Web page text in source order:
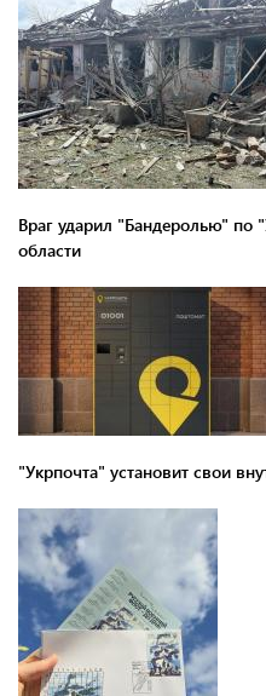
Враг ударил "Бандеролью" по
области
"Укрпочта" установит свои